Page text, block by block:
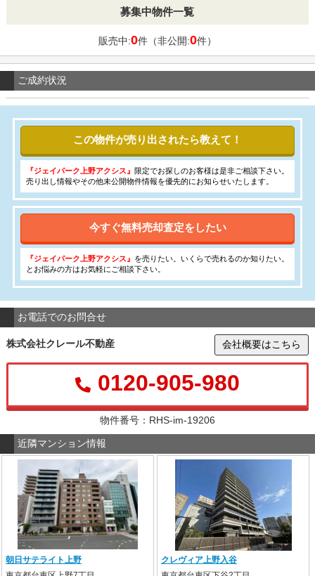
募集中物件一覧
販売中:0件（非公開:0件）
ご成約状況
この物件が売り出されたら教えて！
『ジェイパーク上野アクシス』 限定でお探しのお客様は是非ご相談下さい。
売り出し情報やその他未公開物件情報を優先的にお知らせいたします。
今すぐ無料売却査定をしたい
『ジェイパーク上野アクシス』 を売りたい。いくらで売れるのか知りたい。
とお悩みの方はお気軽にご相談下さい。
お電話でのお問合せ
株式会社クレール不動産 会社概要はこちら
0120-905-980
物件番号：RHS-im-19206
近隣マンション情報
朝日サテライト上野
クレヴィア上野入谷